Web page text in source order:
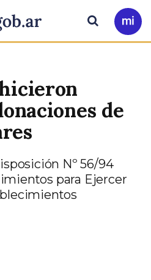
Ir
a
Buscar
de
Nº 56/94
para Ejercer